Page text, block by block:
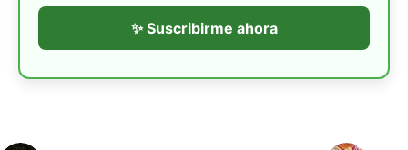
✨ Suscribirme ahora